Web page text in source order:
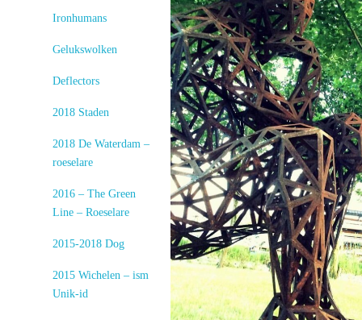
Ironhumans
Gelukswolken
Deflectors
2018 Staden
2018 De Waterdam –
roeselare
2016 – The Green
Line – Roeselare
2015-2018 Dog
2015 Wichelen – ism
Unik-id